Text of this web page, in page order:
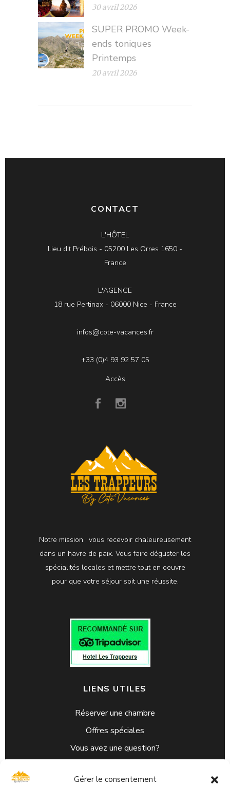
Gérer le consentement
30 avril 2026
SUPER PROMO Week-
ends toniques
Printemps
20 avril 2026
CONTACT
L'HÔTEL
Lieu dit Prébois - 05200 Les Orres 1650 -
France
L'AGENCE
18 rue Pertinax - 06000 Nice - France
infos@cote-vacances.fr
+33 (0)4 93 92 57 05
Accès
Notre mission : vous recevoir chaleureusement
dans un havre de paix. Vous faire déguster les
spécialités locales et mettre tout en oeuvre
pour que votre séjour soit une réussite.
LIENS UTILES
Réserver une chambre
Offres spéciales
Vous avez une question?
L’Hôtel